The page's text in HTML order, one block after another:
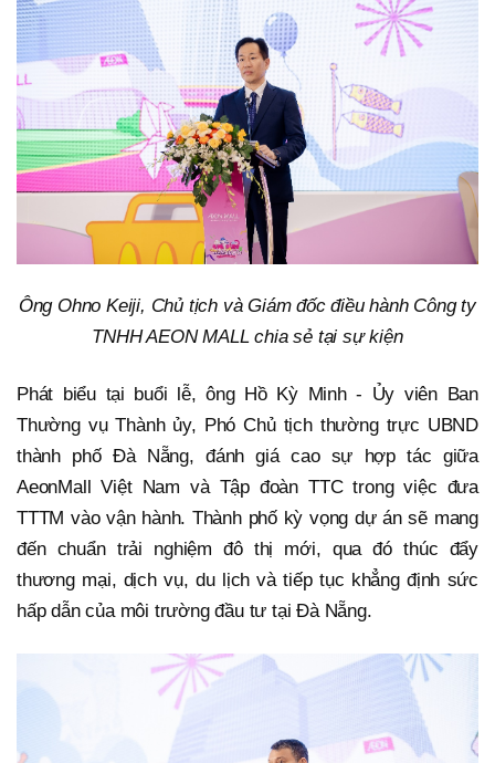
Ông Ohno Keiji, Chủ tịch và Giám đốc điều hành Công ty
TNHH AEON MALL chia sẻ tại sự kiện
Phát biểu tại buổi lễ, ông Hồ Kỳ Minh - Ủy viên Ban
Thường vụ Thành ủy, Phó Chủ tịch thường trực UBND
thành phố Đà Nẵng, đánh giá cao sự hợp tác giữa
AeonMall Việt Nam và Tập đoàn TTC trong việc đưa
TTTM vào vận hành. Thành phố kỳ vọng dự án sẽ mang
đến chuẩn trải nghiệm đô thị mới, qua đó thúc đẩy
thương mại, dịch vụ, du lịch và tiếp tục khẳng định sức
hấp dẫn của môi trường đầu tư tại Đà Nẵng.